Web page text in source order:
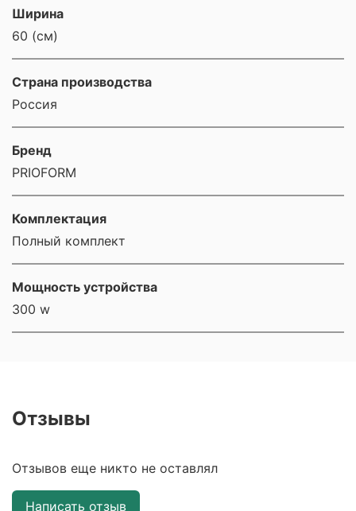
Ширина
60 (см)
Страна производства
Россия
Бренд
PRIOFORM
Комплектация
Полный комплект
Мощность устройства
300 w
Отзывы
Отзывов еще никто не оставлял
Написать отзыв